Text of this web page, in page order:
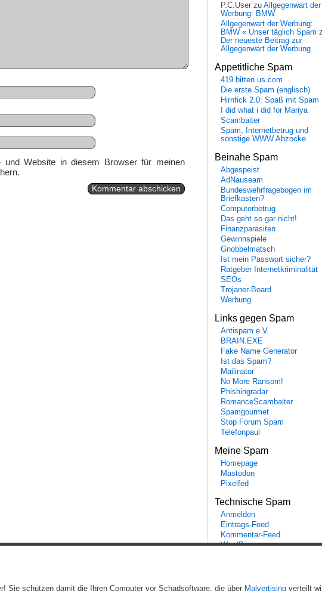
und Website in diesem Browser für meinen
P.C.User zu Allgegenwart der
Werbung: BMW
Allgegenwart der Werbung:
BMW « Unser täglich Spam
Der neueste Beitrag zur
Allgegenwart der Werbung
Appetitliche Spam
419.bitten us.com
Die erste Spam (englisch)
Hirnfick 2.0: Spaß mit Spam
I did what i did for Mariya
Scambaiter
Spam, Internetbetrug und
sonstige WWW Abzocke
Beinahe Spam
Abgespeist
AdNauseam
Bundeswehrfragebogen im
Briefkasten?
Computerbetrug
Das geht so gar nicht!
Finanzparasiten
Gewinnspiele
Gnobbelmatsch
Ist mein Passwort sicher?
Ratgeber Internetkriminalität
SEOs
Trojaner-Board
Werbung
Links gegen Spam
Antispam e.V.
BRAIN.EXE
Fake Name Generator
Ist das Spam?
Mailinator
No More Ransom!
Phishingradar
RomanceScambaiter
Spamgourmet
Stop Forum Spam
Telefonpaul
Meine Spam
Homepage
Mastodon
Pixelfed
Technische Spam
Anmelden
Eintrags-Feed
Kommentar-Feed
WordPress.org
Beiträge (RSS)undKommentare (RSS).
Sie schützen damit die Ihren Computer vor Schadsoftware, die über Malvertising verteilt